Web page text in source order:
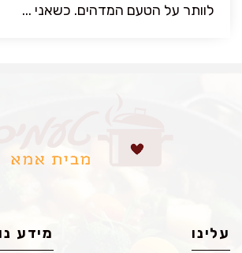
לוותר על הטעם המדהים. כשאני ...
עלינו מידע